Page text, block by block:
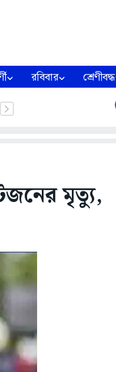
রবিবার শ্রেণীবদ্ধ
মৃত্যু,